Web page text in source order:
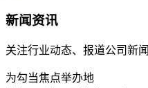
新闻资讯
关注行业动态、报道公司新闻
为勾当焦点举办地